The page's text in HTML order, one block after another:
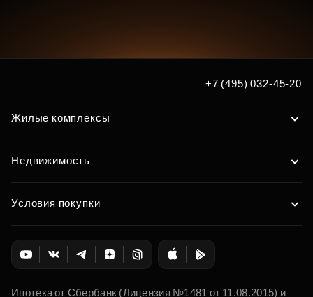
+7 (495) 032-45-20
Жилые комплексы
Недвижимость
Условия покупки
Ипотека от Сбербанк (Лицензия №1481 от 11.08.2015) и